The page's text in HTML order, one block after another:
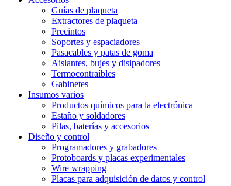
Guías de plaqueta
Extractores de plaqueta
Precintos
Soportes y espaciadores
Pasacables y patas de goma
Aislantes, bujes y disipadores
Termocontraíbles
Gabinetes
Insumos varios
Productos químicos para la electrónica
Estaño y soldadores
Pilas, baterías y accesorios
Diseño y control
Programadores y grabadores
Protoboards y placas experimentales
Wire wrapping
Placas para adquisición de datos y control